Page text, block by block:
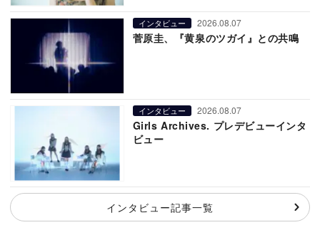
インタビュー 2026.08.07
菅原圭、『黄泉のツガイ』との共鳴
インタビュー 2026.08.07
Girls Archives. プレデビューインタ
ビュー
インタビュー記事一覧